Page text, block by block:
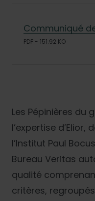
Communiqué
PDF - 151.92 KO
Les Pépinières du
l’expertise
l’Institut Paul
Bureau Veritas
qualité
critères,